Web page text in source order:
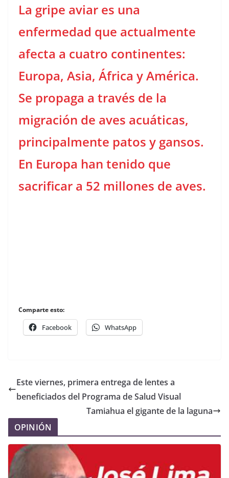
La gripe aviar es una
enfermedad que actualmente
afecta a cuatro continentes:
Europa, Asia, África y América.
Se propaga a través de la
migración de aves acuáticas,
principalmente patos y gansos.
En Europa han tenido que
sacrificar a 52 millones de aves.
Comparte esto:
Facebook WhatsApp
Este viernes, primera entrega de lentes a
beneficiados del Programa de Salud Visual
Tamiahua el gigante de la laguna
OPINIÓN